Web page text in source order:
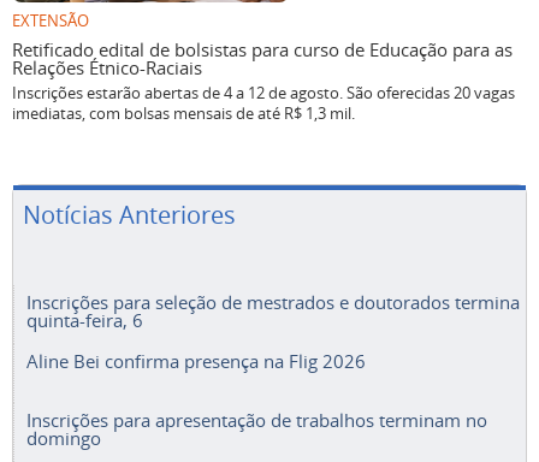
EXTENSÃO
Retificado edital de bolsistas para curso de Educação para as
Relações Étnico-Raciais
Inscrições estarão abertas de 4 a 12 de agosto. São oferecidas 20 vagas
imediatas, com bolsas mensais de até R$ 1,3 mil.
Notícias Anteriores
Inscrições para seleção de mestrados e doutorados termina
quinta-feira, 6
Aline Bei confirma presença na Flig 2026
Inscrições para apresentação de trabalhos terminam no
domingo